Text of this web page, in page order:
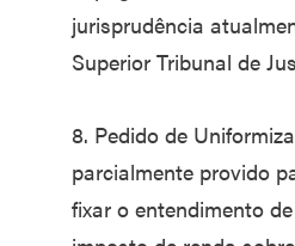
jurisprudência
Superior Tribunal de
8. Pedido de
parcialmente provido
fixar o entendimento